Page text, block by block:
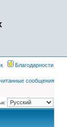
Благодарности
сообщения